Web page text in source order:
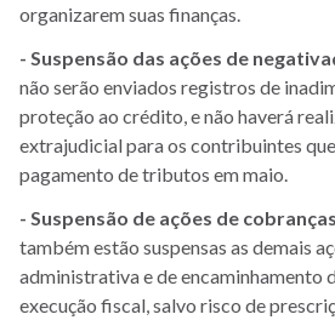
organizarem suas finanças.
- Suspensão das ações de
não serão enviados registros de
proteção ao crédito, e não haverá
extrajudicial para os contribuintes
pagamento de tributos em maio.
- Suspensão de ações de
também estão suspensas as demais
administrativa e de encaminhamento
execução fiscal, salvo risco de